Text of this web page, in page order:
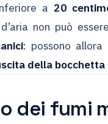
a 20
non può
: possono allora
della
dei fumi